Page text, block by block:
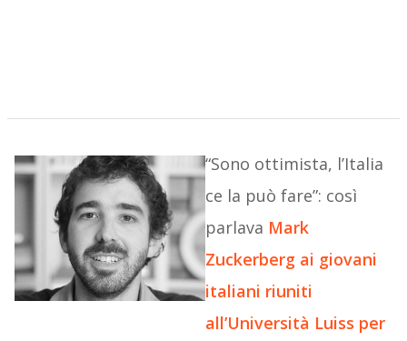
“Sono ottimista, l’Italia
ce la può fare”: così
parlava Mark
Zuckerberg ai giovani
italiani riuniti
all’Università Luiss per